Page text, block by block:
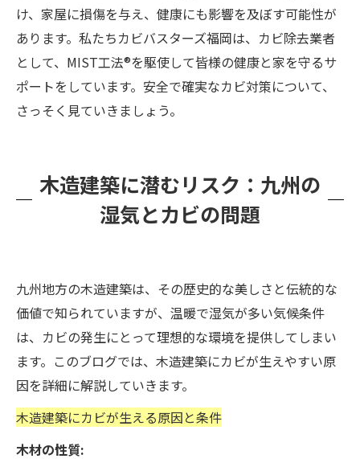
け、家屋に損傷を与え、健康にも影響を及ぼす可能性が
あります。私たちカビバスターズ福岡は、カビ除去業者
として、MIST工法®を駆使して皆様の健康と家を守るサ
ポートをしています。安全で確実なカビ対策について、
さっそく見ていきましょう。
木造建築に潜むリスク：九州の
湿気とカビの問題
九州地方の木造建築は、その歴史的な美しさと伝統的な
価値で知られていますが、温暖で湿気が多い気候条件
は、カビの発生にとって理想的な環境を提供してしまい
ます。このブログでは、木造建築にカビが生えやすい原
因を詳細に解説していきます。
木造建築にカビが生える原因と条件
木材の性質: